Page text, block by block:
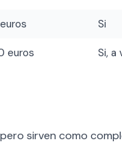
Si
euros Si, a
sirven como